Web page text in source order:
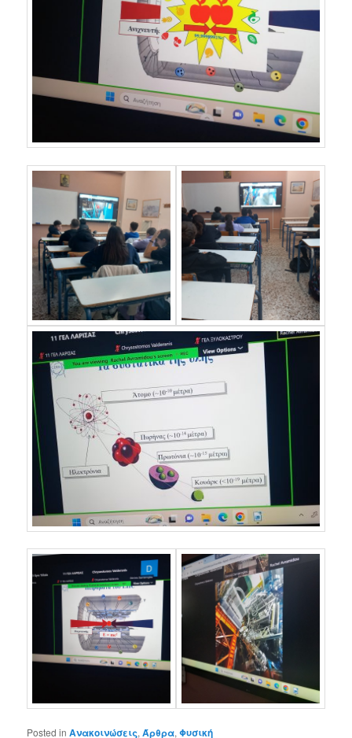
Posted in Ανακοινώσεις,Άρθρα,Φυσική